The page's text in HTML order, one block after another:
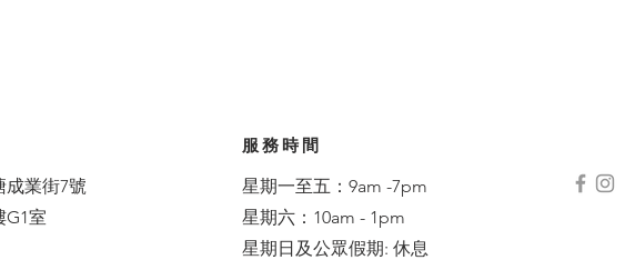
服務時間
成業街7號
G1室
星期一至五：9am -7pm
星期六：10am - 1pm
星期日及公眾假期: 休息